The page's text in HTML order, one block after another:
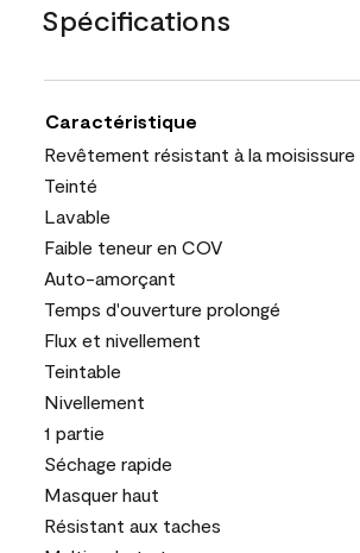
Spécifications
Caractéristique
Revêtement résistant à la moisissure
Teinté
Lavable
Faible teneur en COV
Auto-amorçant
Temps d'ouverture prolongé
Flux et nivellement
Teintable
Nivellement
1 partie
Séchage rapide
Masquer haut
Résistant aux taches